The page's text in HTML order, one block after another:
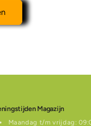
Magazijn
Maandag t/m vrijdag: